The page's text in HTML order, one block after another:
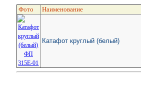
Фото Наименование
Катафот круглый (белый)